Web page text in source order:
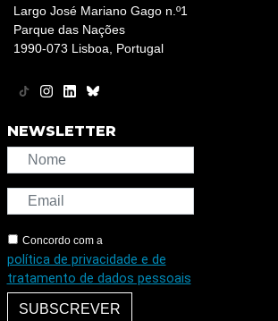
Largo José Mariano Gago n.º1
Parque das Nações
1990-073 Lisboa, Portugal
NEWSLETTER
Concordo com a
política de privacidade e de
tratamento de dados pessoais
SUBSCREVER